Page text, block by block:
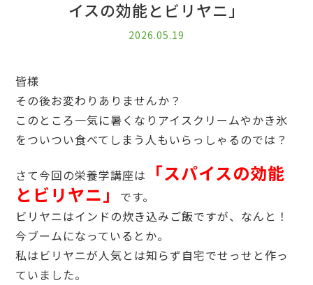
イスの効能とビリヤニ」
2026.05.19
皆様
その後お変わりありませんか？
このところ一気に暑くなりアイスクリームやかき氷
をついつい食べてしまう人もいらっしゃるのでは？
さて今回の栄養学講座は
「スパイスの効能
とビリヤニ」
です。
ビリヤニはインドの炊き込みご飯ですが、なんと！
今ブームになっているとか。
私はビリヤニが人気とは知らず自宅でせっせと作っ
ていました。